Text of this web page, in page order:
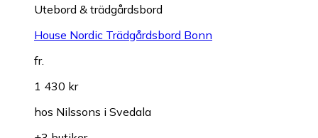
Utebord & trädgårdsbord
House Nordic Trädgårdsbord Bonn
fr.
1 430 kr
hos Nilssons i Svedala